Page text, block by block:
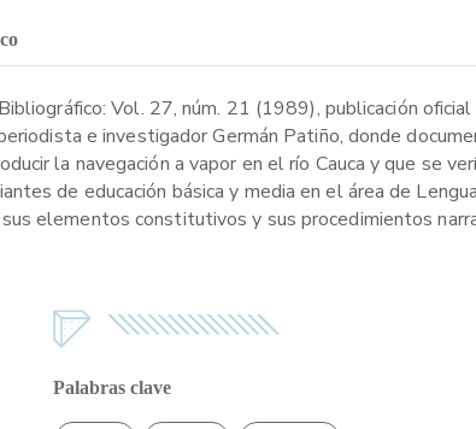
Vol. 27, núm. 21 (1989), publicación
e investigador Germán Patiño, donde
la navegación a vapor en el río Cauca y que se
de educación básica y media en el área de
elementos constitutivos y sus procedimientos
Palabras clave